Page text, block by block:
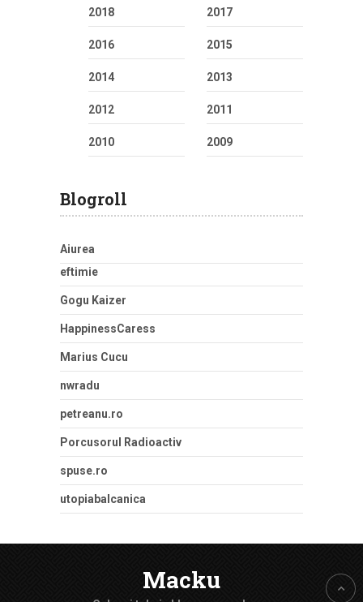
2018 2017
2016 2015
2014 2013
2012 2011
2010 2009
Blogroll
Aiurea
eftimie
Gogu Kaizer
HappinessCaress
Marius Cucu
nwradu
petreanu.ro
Porcusorul Radioactiv
spuse.ro
utopiabalcanica
Macku